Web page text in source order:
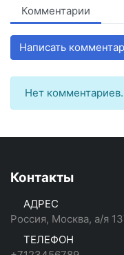
Комментарии
Написать
Нет
Контакты
АДРЕС
Россия, Москва, а/я
ТЕЛЕФОН